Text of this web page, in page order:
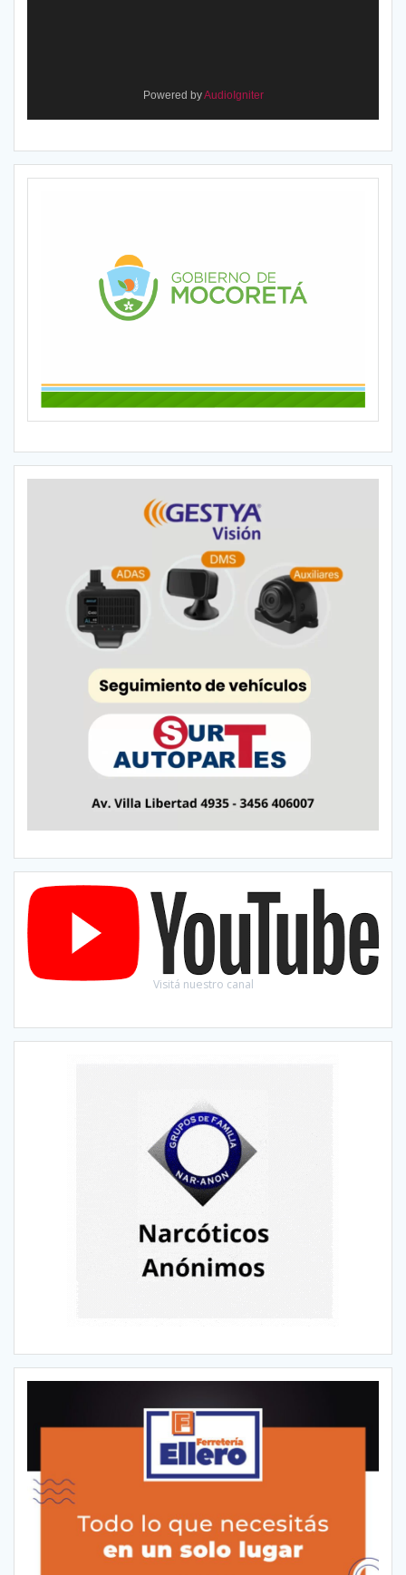
Powered byAudioIgniter
Visitá nuestro canal